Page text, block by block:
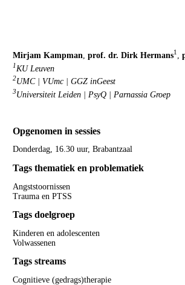
Mirjam Kampman prof. dr. Dirk Hermans1
1 KU Leuven
2UMC | VUmc | GGZ inGeest
3Universiteit Leiden | PsyQ | Parnassia Groep
Opgenomen in sessies
Donderdag, 16.30 uur, Brabantzaal
Tags thematiek en problematiek
Angststoornissen
Trauma en PTSS
Tags doelgroep
Kinderen en adolescenten
Volwassenen
Tags streams
Cognitieve (gedrags)therapie